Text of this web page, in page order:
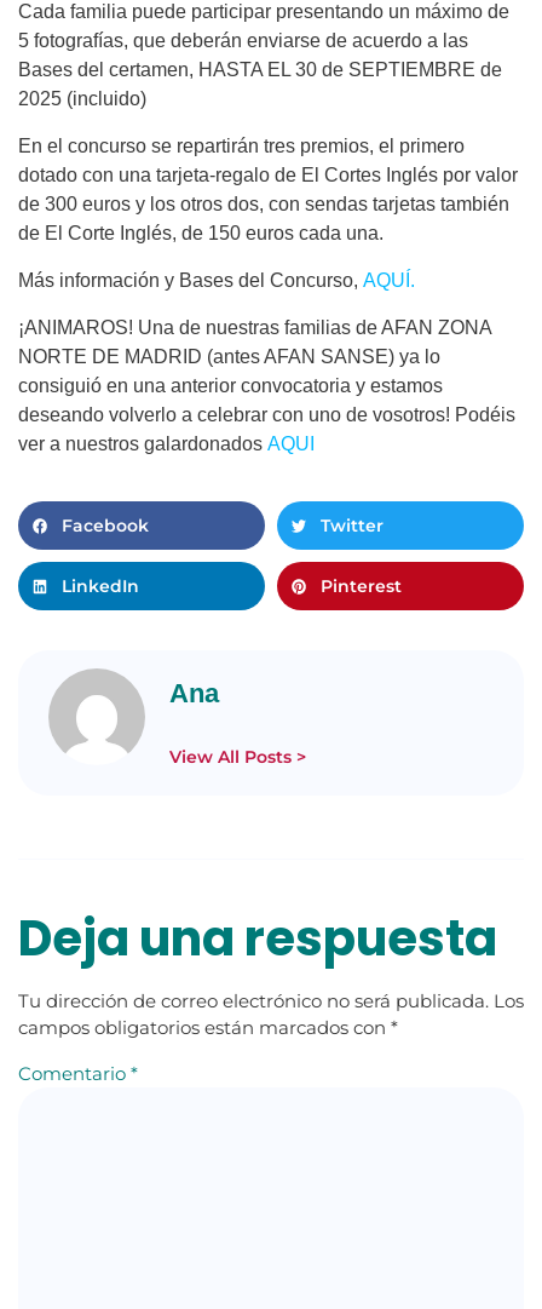
Cada familia puede participar presentando un máximo de
5 fotografías, que deberán enviarse de acuerdo a las
Bases del certamen, HASTA EL 30 de SEPTIEMBRE de
2025 (incluido)
En el concurso se repartirán tres premios, el primero
dotado con una tarjeta-regalo de El Cortes Inglés por valor
de 300 euros y los otros dos, con sendas tarjetas también
de El Corte Inglés, de 150 euros cada una.
Más información y Bases del Concurso, AQUÍ.
¡ANIMAROS! Una de nuestras familias de AFAN ZONA
NORTE DE MADRID (antes AFAN SANSE) ya lo
consiguió en una anterior convocatoria y estamos
deseando volverlo a celebrar con uno de vosotros! Podéis
ver a nuestros galardonados AQUI
Facebook Twitter
LinkedIn Pinterest
Ana
View All Posts >
Deja una respuesta
Tu dirección de correo electrónico no será publicada. Los
campos obligatorios están marcados con *
Comentario *